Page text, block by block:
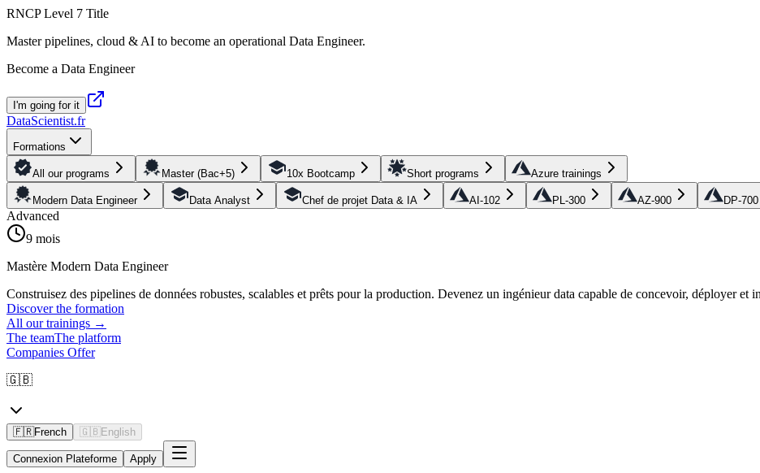
RNCP Level 7 Title
Master pipelines, cloud & AI to become an operational Data Engineer.
Become a Data Engineer
I'm going for it
DataScientist.fr
Formations
All our programs Master (Bac+5) 10x Bootcamp Short programs Azure trainings
Modern Data Engineer Data Analyst Chef de projet Data & IA AI-102 PL-300 AZ-900 DP-700
Advanced
9 mois
Mastère Modern Data Engineer
Construisez des pipelines de données robustes, scalables et prêts pour la production. Devenez un ingénieur data capable de concevoir, déployer
Discover the formation
All our trainings →
The teamThe platform
Companies Offer
🇬🇧
🇫🇷French 🇬🇧 English
Connexion Plateforme Apply